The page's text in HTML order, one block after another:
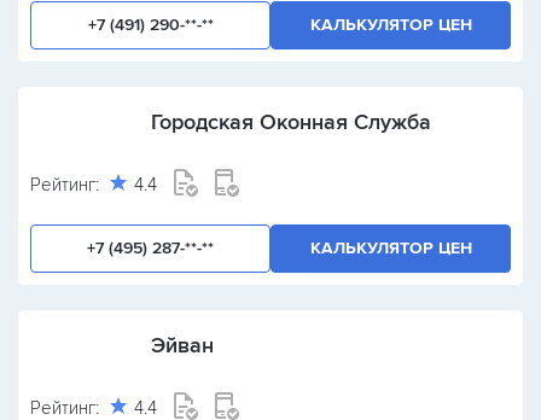
+7 (491) 290-**-** КАЛЬКУЛЯТОР ЦЕН
Городская Оконная Служба
Рейтинг: 4.4
+7 (495) 287-**-** КАЛЬКУЛЯТОР ЦЕН
Эйван
Рейтинг: 4.4